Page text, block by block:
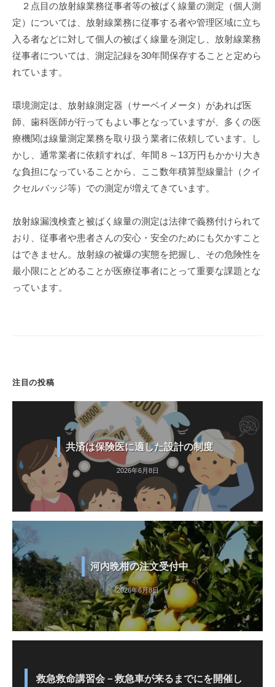
２点目の放射線業務従事者等の被ばく線量の測定（個人測
定）については、放射線業務に従事する者や管理区域に立ち
入る者などに対して個人の被ばく線量を測定し、放射線業務
従事者については、測定記録を30年間保存することと定めら
れています。
環境測定は、放射線測定器（サーベイメータ）があれば医
師、歯科医師が行ってもよい事となっていますが、多くの医
療機関は線量測定業務を取り扱う業者に依頼しています。し
かし、通常業者に依頼すれば、年間８～13万円もかかり大き
な負担になっていることから、ここ数年積算型線量計（クイ
クセルバッジ等）での測定が増えてきています。
放射線漏洩検査と被ばく線量の測定は法律で義務付けられて
おり、従事者や患者さんの安心・安全のためにも欠かすこと
はできません。放射線の被爆の実態を把握し、その危険性を
最小限にとどめることが医療従事者にとって重要な課題とな
っています。
注目の投稿
共済は保険医に適した設計の制度
2026年6月8日
河内晩柑の注文受付中
2026年6月8日
救急救命講習会－救急車が来るまでにを開催し